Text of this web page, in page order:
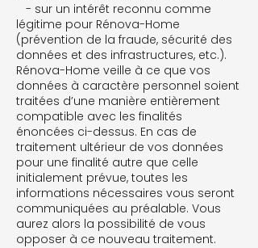
- sur un intérêt reconnu comme
légitime pour Rénova-Home
(prévention de la fraude, sécurité des
données et des infrastructures, etc.).
Rénova-Home veille à ce que vos
données à caractère personnel soient
traitées d’une manière entièrement
compatible avec les finalités
énoncées ci-dessus. En cas de
traitement ultérieur de vos données
pour une finalité autre que celle
initialement prévue, toutes les
informations nécessaires vous seront
communiquées au préalable. Vous
aurez alors la possibilité de vous
opposer à ce nouveau traitement.